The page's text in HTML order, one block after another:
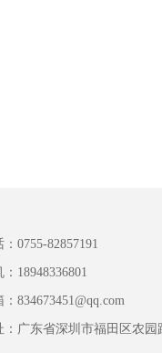
0755-82857191
18948336801
834673451@qq.com
广东省深圳市福田区农园